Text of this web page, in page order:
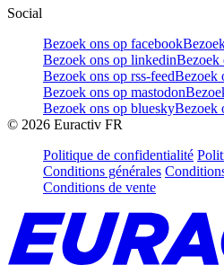
Social
Bezoek ons op facebook
Bezoek ons op linkedinBezoek
Bezoek ons op rss-feedBezoek
Bezoek ons op mastodon
Bezoek ons op blueskyBezoek
© 2026 Euractiv FR
Politique de confidentialité
Conditions générales
Conditions de vente